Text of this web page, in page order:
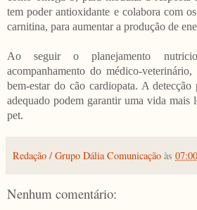
tem poder antioxidante e colabora com
carnitina, para aumentar a produção de
Ao seguir o planejamento
acompanhamento do médico-
bem-estar do cão cardiopata. A
adequado podem garantir uma vida mais
pet.
Redação / Grupo Dália Comunicação às 07:00
Nenhum comentário: